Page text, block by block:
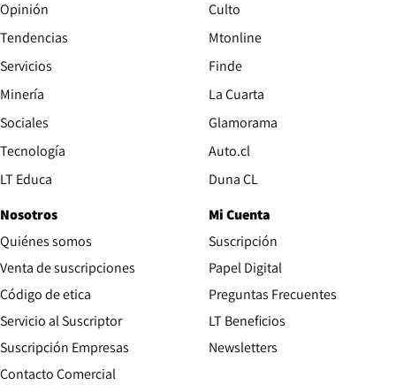
Opinión
Tendencias
Servicios
Minería
Sociales
Tecnología
LT Educa
Culto
Mtonline
Finde
La Cuarta
Glamorama
Auto.cl
Duna CL
Nosotros
Quiénes somos
Venta de suscripciones
Código de etica Opens in new window
Servicio al Suscriptor
Suscripción Empresas
Contacto Comercial
Mi Cuenta
Suscripción
Papel Digital
Preguntas Frecuentes
LT Beneficios
Newsletters